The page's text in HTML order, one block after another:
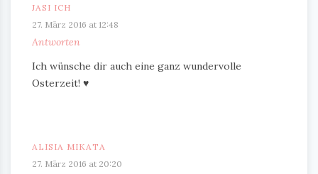
JASI ICH
27. März 2016 at 12:48
Antworten
Ich wünsche dir auch eine ganz wundervolle
Osterzeit! ♥
ALISIA MIKATA
27. März 2016 at 20:20